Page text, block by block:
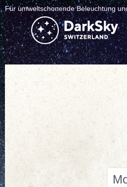
Für umweltschonende Beleuchtung